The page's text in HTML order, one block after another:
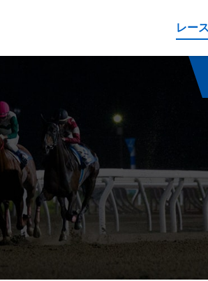
レー
データルーム
騎手・調
坂路調教
遠征馬情報
番組編成